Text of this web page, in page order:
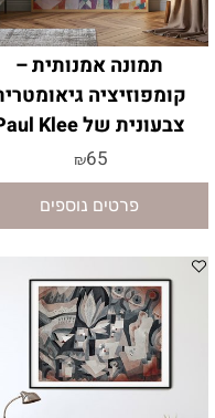
תמונה אמנותית –
קומפוזיציה
צבעונית של Paul Klee
₪65
פרטים נוספים